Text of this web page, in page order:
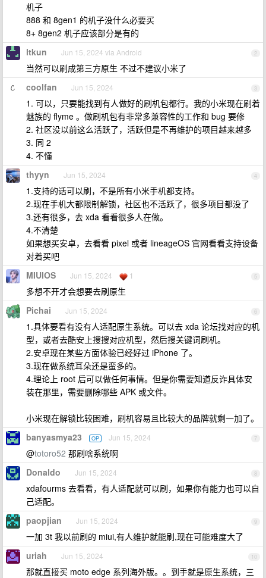
机子
888 和 8gen1 的机子没什么必要买
8+ 8gen2 机子应该部分是有的
2
ltkun Jun 15, 2024 via Android
当然可以刷成第三方原生 不过不建议小米了
3
coolfan Jun 15, 2024
1. 可以，只要能找到有人做好的刷机包都行。我的小米现在刷着
魅族的 flyme 。做刷机包有非常多兼容性的工作和 bug 要修
2. 社区没以前这么活跃了，活跃但是不再维护的项目越来越多
3. 同 2
4. 不懂
4
thyyn Jun 15, 2024
1.支持的话可以刷，不是所有小米手机都支持。
2.现在手机大都限制解锁，社区也不活跃了，很多项目都没了
3.还有很多，去 xda 看看很多人在做。
4.不清楚
如果想买安卓，去看看 pixel 或者 lineageOS 官网看看支持设备
对着买吧
5
MIUIOS Jun 15, 2024 1
多想不开才会想要去刷原生
6
Pichai Jun 15, 2024
1.具体要看有没有人适配原生系统。可以去 xda 论坛找对应的机
型，或者去酷安上搜搜对应机型，然后搜关键词刷机。
2.安卓现在某些方面体验已经好过 iPhone 了。
3.现在做系统耳朵还是蛮多的。
4.理论上 root 后可以做任何事情。但是你需要知道反诈具体安
装在那里，需要删除哪些 APK 或文件。
小米现在解锁比较困难，刷机容易且比较大的品牌就剩一加了。
7
banyasmya23 OP Jun 15, 2024
@totoro52 那刷啥系统啊
8
Donaldo Jun 15, 2024
xdafourms 去看看，有人适配就可以刷，如果你有能力也可以自
己适配。
9
paopjian Jun 15, 2024
一加 3t 我以前刷的 miui,有人维护就能刷,现在可能难度大了
10
uriah Jun 15, 2024
那就直接买 moto edge 系列海外版。。到手就是原生系统，三